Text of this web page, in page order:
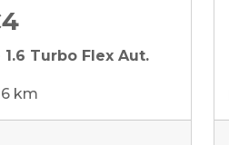
1.6 Turbo Flex Aut.
km